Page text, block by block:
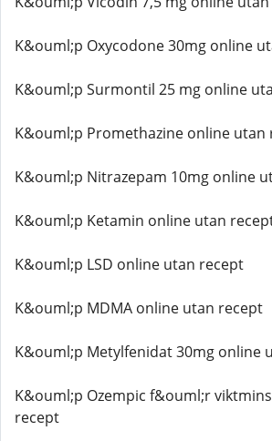
K&ouml;p Oxycodone 30mg online
K&ouml;p Surmontil 25 mg online
K&ouml;p Promethazine online utan
K&ouml;p Nitrazepam 10mg online
K&ouml;p Ketamin online utan
K&ouml;p LSD online utan recept
K&ouml;p MDMA online utan recept
K&ouml;p Metylfenidat 30mg online
K&ouml;p Ozempic f&ouml;r
recept